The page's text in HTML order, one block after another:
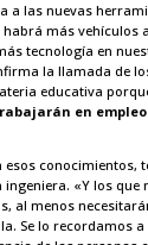
a las nuevas
habrá más vehículos
tecnología en
la llamada de
educativa
en
esos conocimientos,
«Y los que
al menos
Se lo recordamos